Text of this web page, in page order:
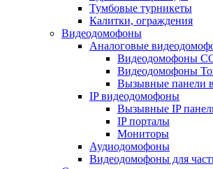
Тумбовые турникеты
Калитки, ограждения
Видеодомофоны
Аналоговые
Видеодомофоны
Видеодомофоны
Вызывные панели
IP видеодомофоны
Вызывные IP
IP порталы
Мониторы
Аудиодомофоны
Видеодомофоны для